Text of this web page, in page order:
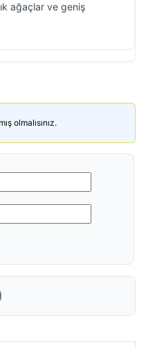
ağaçlar ve geniş
olmalısınız.